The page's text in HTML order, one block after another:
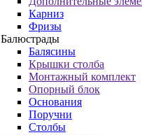
Карниз
Фризы
Балюстрады
Балясины
Крышки столба
Монтажный комплект
Опорный блок
Основания
Поручни
Столбы